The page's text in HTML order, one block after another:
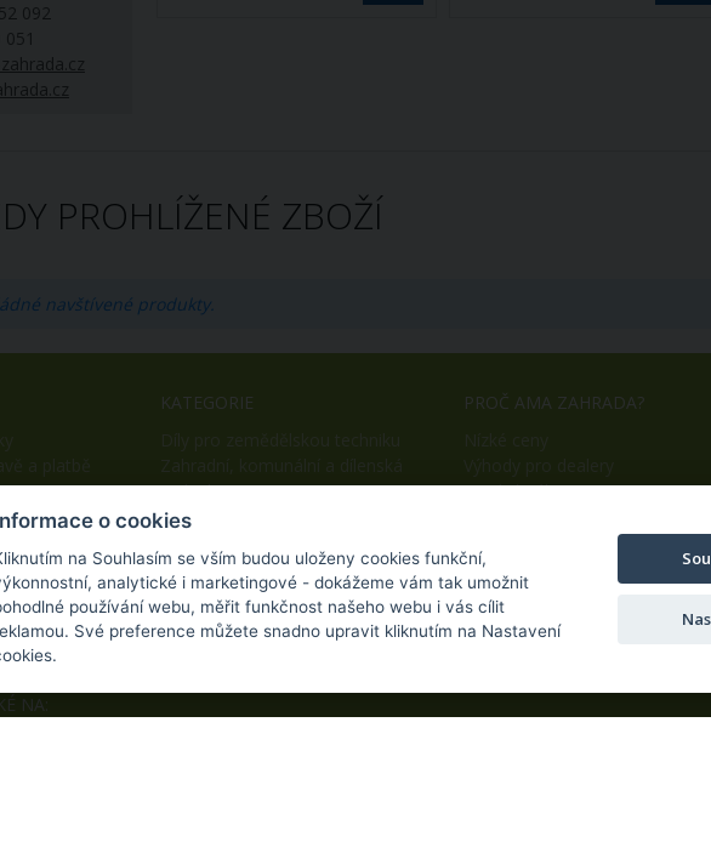
092
PROHLÍŽENÉ ZBOŽÍ
navštívené produkty.
údajů
B2B
KATEGORIE
technika
PROČ AMA ZAHRADA?
Snadný nákup
NA:
o cookies
na Souhlasím se vším budou uloženy cookies funkční,
analytické i marketingové - dokážeme vám tak umožnit
používání webu, měřit funkčnost našeho webu i vás cílit
Své preference můžete snadno upravit kliknutím na Nastavení